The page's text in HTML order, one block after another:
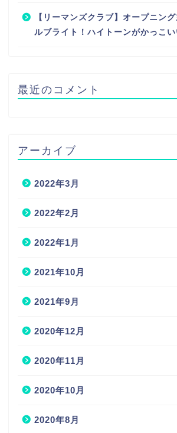
【リーマンズクラブ】オープニン
ルブライト！ハイトーンがかっこい
最近のコメント
アーカイブ
2022年3月
2022年2月
2022年1月
2021年10月
2021年9月
2020年12月
2020年11月
2020年10月
2020年8月